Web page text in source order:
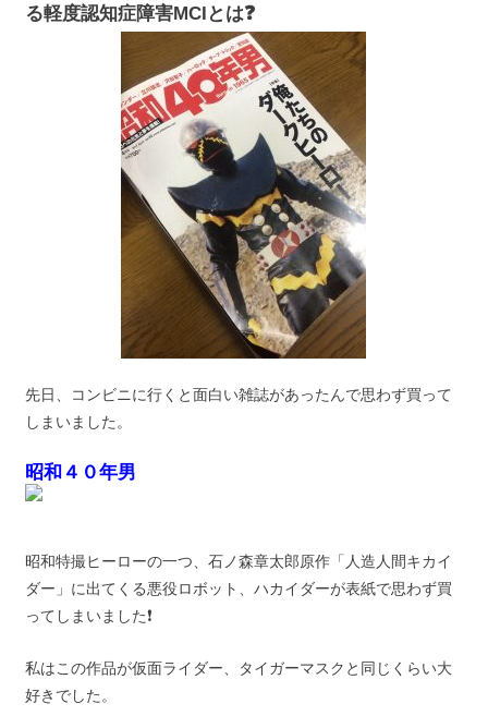
る軽度認知症障害MCIとは❓
先日、コンビニに行くと面白い雑誌があったんで思わず買って
しまいました。
昭和４０年男
昭和特撮ヒーローの一つ、石ノ森章太郎原作「人造人間キカイ
ダー」に出てくる悪役ロボット、ハカイダーが表紙で思わず買
ってしまいました❗
私はこの作品が仮面ライダー、タイガーマスクと同じくらい大
好きでした。